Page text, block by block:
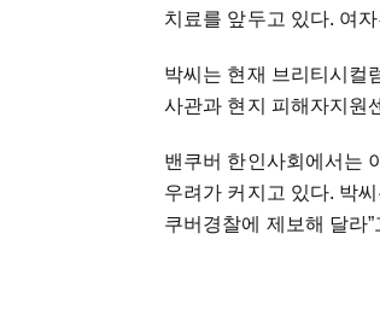
치료를 앞두고 있다. 여
박씨는 현재 브리티시컬
사관과 현지 피해자지원
밴쿠버 한인사회에서는
우려가 커지고 있다. 박
쿠버경찰에 제보해 달라